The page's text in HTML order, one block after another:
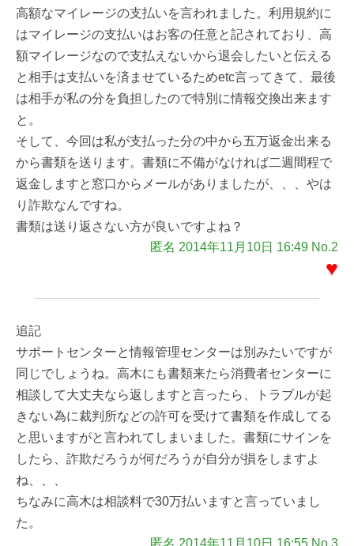
高額なマイレージの支払いを言われました。利用規約に
はマイレージの支払いはお客の任意と記されており、高
額マイレージなので支払えないから退会したいと伝える
と相手は支払いを済ませているためetc言ってきて、最後
は相手が私の分を負担したので特別に情報交換出来ます
と。
そして、今回は私が支払った分の中から五万返金出来る
から書類を送ります。書類に不備がなければ二週間程で
返金しますと窓口からメールがありましたが、、、やは
り詐欺なんですね。
書類は送り返さない方が良いですよね？
匿名 2014年11月10日 16:49 No.2
♥
追記
サポートセンターと情報管理センターは別みたいですが
同じでしょうね。高木にも書類来たら消費者センターに
相談して大丈夫なら返しますと言ったら、トラブルが起
きない為に裁判所などの許可を受けて書類を作成してる
と思いますがと言われてしまいました。書類にサインを
したら、詐欺だろうが何だろうが自分が損をしますよ
ね、、、
ちなみに高木は相談料で30万払いますと言っていまし
た。